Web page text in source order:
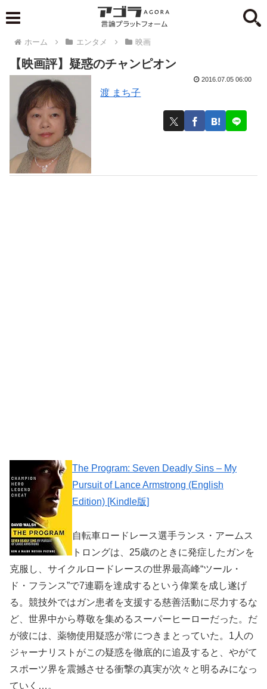
ホーム エンタメ 映画
【映画評】疑惑のチャンピオン
渡 まち子
2016.07.05 06:00
The Program: Seven Deadly Sins – My
Pursuit of Lance Armstrong (English
Edition) [Kindle版]
自転車ロードレース選手ランス・アームス
トロングは、25歳のときに発症したガンを
克服し、サイクルロードレースの世界最高峰“ツール・
ド・フランス”で7連覇を達成するという偉業を成し遂げ
る。競技外ではガン患者を支援する慈善活動に尽力するな
ど、世界中から尊敬を集めるスーパーヒーローだった。だ
が彼には、薬物使用疑惑が常につきまとっていた。1人の
ジャーナリストがこの疑惑を徹底的に追及すると、やがて
スポーツ界を震撼させる衝撃の真実が次々と明るみになっ
ていく…。